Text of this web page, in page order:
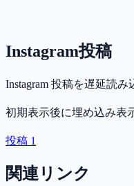
Instagram投稿
Instagram 投稿を遅延読み
初期表示後に埋め込み表
投稿 1
関連リンク